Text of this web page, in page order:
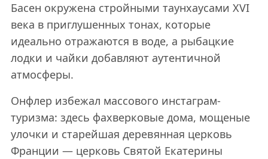
Басен окружена стройными таунхаусами XVI
века в приглушенных тонах, которые
идеально отражаются в воде, а рыбацкие
лодки и чайки добавляют аутентичной
атмосферы.
Онфлер избежал массового инстаграм-
туризма: здесь фахверковые дома, мощеные
улочки и старейшая деревянная церковь
Франции — церковь Святой Екатерины